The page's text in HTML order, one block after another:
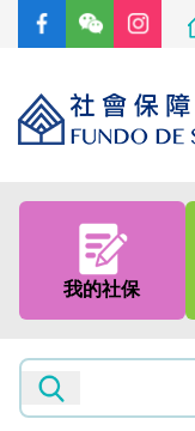
我的社保